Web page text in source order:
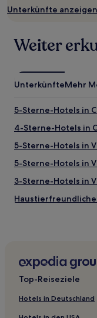
Unterkünfte anzeigen
Weiter
UnterkünfteMehr
5-Sterne-Hotels in
4-Sterne-Hotels in
5-Sterne-Hotels in
5-Sterne-Hotels in
3-Sterne-Hotels in
Hotels mit
Hotels mit Pool in
Business in
Top-Reiseziele
Hotels in Deutschland